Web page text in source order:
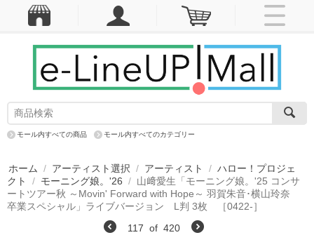
モール内すべての商品 モール内すべてのカテゴリー
ホーム / アーティスト選択 / アーティスト / ハロー！プロジェ
クト
/ モーニング娘。'26 / 山﨑愛生「モーニング娘。'25 コンサ
ートツアー秋 ～Movin' Forward with Hope～ 羽賀朱音･横山玲奈
卒業スペシャル」ライブバージョン L判 3枚 ［0422-］
117 of 420